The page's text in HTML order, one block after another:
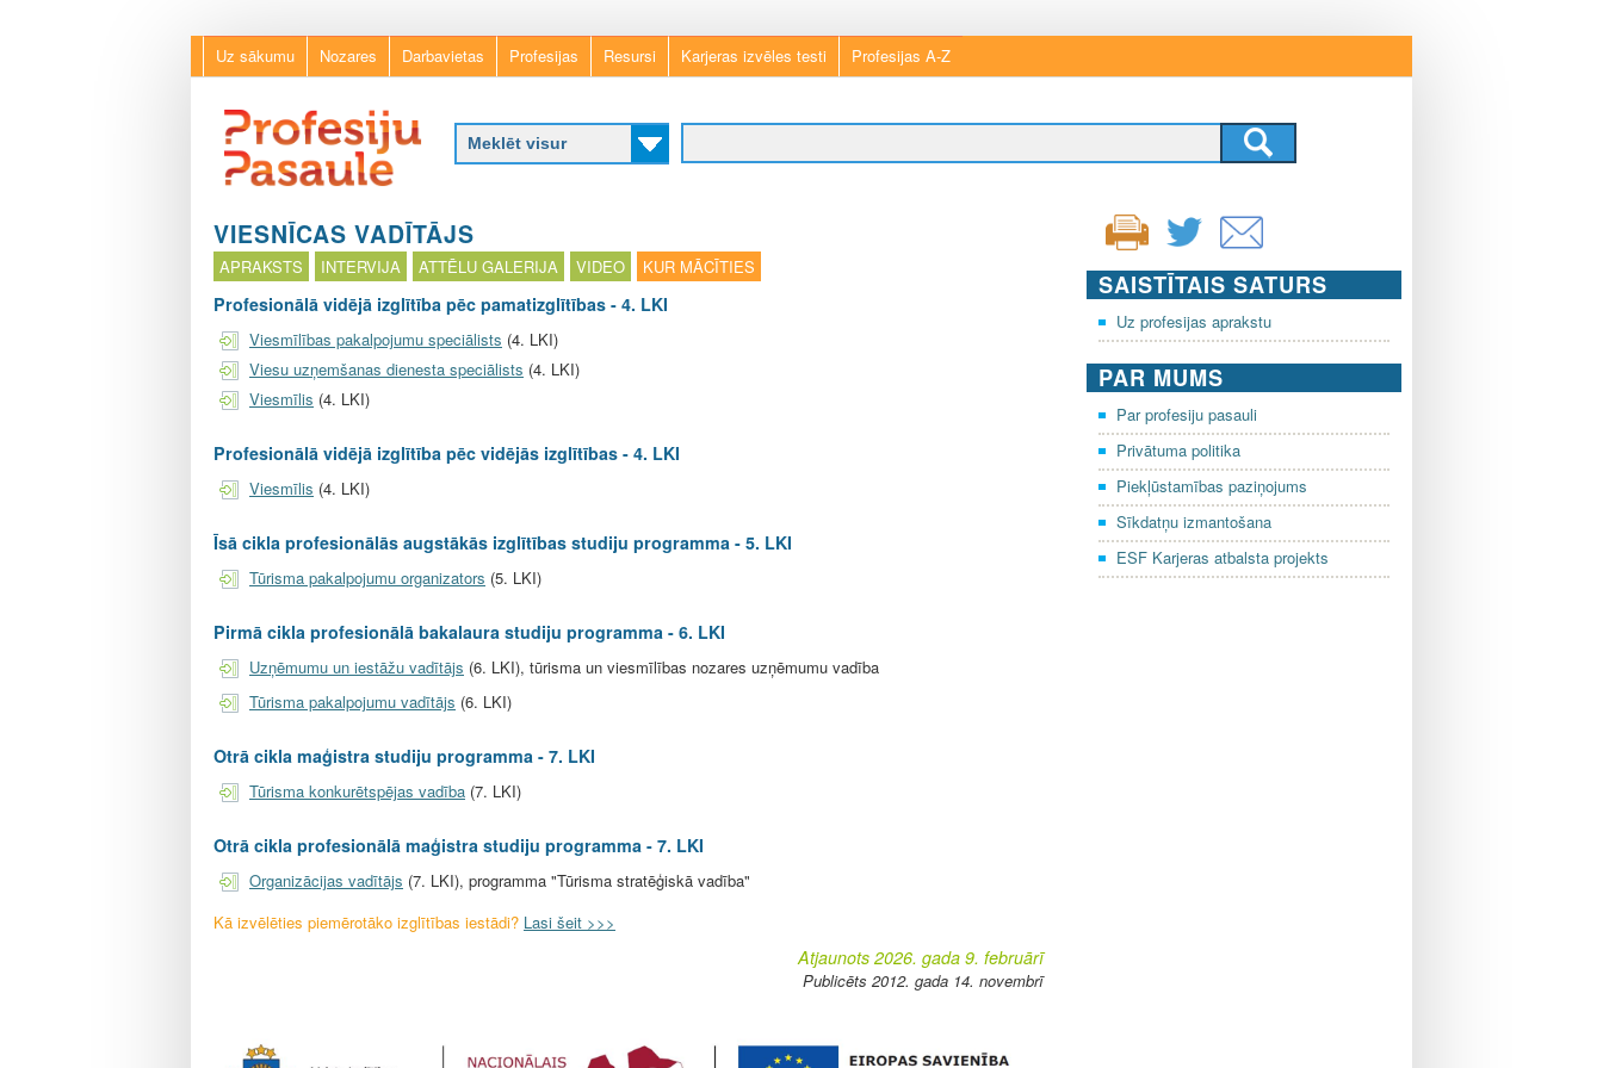
Skip
to
Uz sākumu Nozares Darbavietas Profesijas Resursi Karjeras izvēles testi Profesijas A-Z
r
o
f
e
s
i
j
u
p
a
s
a
l
e
VIESNĪCAS VADĪTĀJS
APRAKSTS INTERVIJA ATTĒLU GALERIJA VIDEO KUR MĀCĪTIES
Profesionālā vidējā izglītība pēc pamatizglītības - 4. LKI
Viesmīlības pakalpojumu speciālists (4. LKI)
Viesu uzņemšanas dienesta speciālists (4. LKI)
Viesmīlis (4. LKI)
Profesionālā vidējā izglītība pēc vidējās izglītības - 4. LKI
Viesmīlis (4. LKI)
Īsā cikla profesionālās augstākās izglītības studiju programma - 5. LKI
Tūrisma pakalpojumu organizators (5. LKI)
Pirmā cikla profesionālā bakalaura studiju programma - 6. LKI
Uzņēmumu un iestāžu vadītājs (6. LKI), tūrisma un viesmīlības nozares uzņēmumu vadība
Tūrisma pakalpojumu vadītājs (6. LKI)
Otrā cikla maģistra studiju programma - 7. LKI
Tūrisma konkurētspējas vadība (7. LKI)
Otrā cikla profesionālā maģistra studiju programma - 7. LKI
Organizācijas vadītājs (7. LKI), programma "Tūrisma stratēģiskā vadība"
Kā izvēlēties piemērotāko izglītības iestādi? Lasi šeit >>>
Atjaunots 2026. gada 9. februārī
Publicēts 2012. gada 14. novembrī
SAISTĪTAIS SATURS
Uz profesijas aprakstu
PAR MUMS
Par profesiju pasauli
Privātuma politika
Piekļūstamības paziņojums
Sīkdatņu izmantošana
ESF Karjeras atbalsta projekts